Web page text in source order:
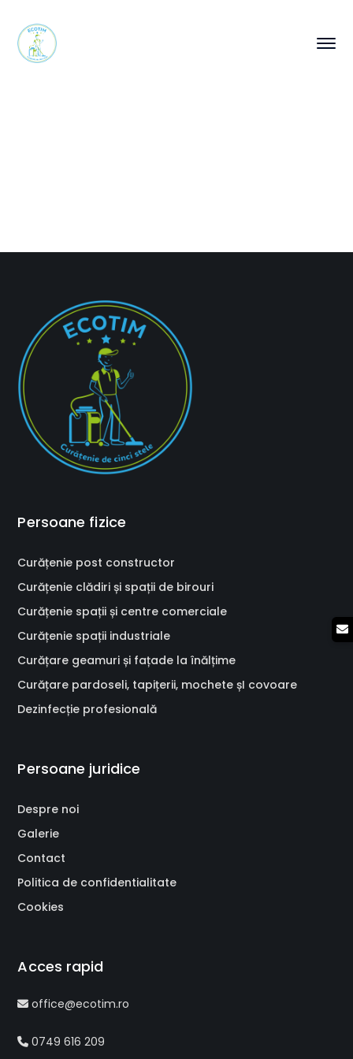
Persoane fizice
Curățenie post constructor
Curățenie clădiri și spații de birouri
Curățenie spații și centre comerciale
Curățenie spații industriale
Curățare geamuri și fațade la înălțime
Curățare pardoseli, tapițerii, mochete șI covoare
Dezinfecție profesională
Persoane juridice
Despre noi
Galerie
Contact
Politica de confidentialitate
Cookies
Acces rapid
office@ecotim.ro
0749 616 209